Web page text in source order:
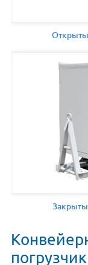
погрузчик